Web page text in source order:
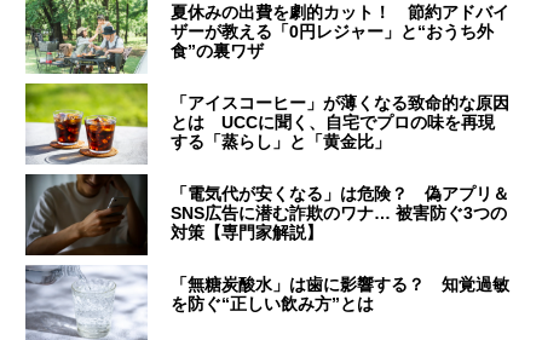
夏休みの出費を劇的カット！ 節約アドバイ
ザーが教える「0円レジャー」と“おうち外
食”の裏ワザ
「アイスコーヒー」が薄くなる致命的な原因
とは UCCに聞く、自宅でプロの味を再現
する「蒸らし」と「黄金比」
「電気代が安くなる」は危険？ 偽アプリ＆
SNS広告に潜む詐欺のワナ… 被害防ぐ3つの
対策【専門家解説】
「無糖炭酸水」は歯に影響する？ 知覚過敏
を防ぐ“正しい飲み方”とは